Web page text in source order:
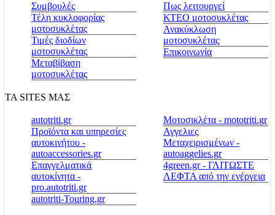
Συμβουλές
Τέλη κυκλοφορίας
μοτοσυκλέτας
Τιμές διοδίων
μοτοσυκλέτας
Μεταβίβαση
μοτοσυκλέτας
Πως λειτουργεί
ΚΤΕΟ μοτοσυκλέτας
Ανακύκλωση
μοτοσυκλέτας
Επικοινωνία
ΤΑ SITES ΜΑΣ
autotriti.gr
Προϊόντα και υπηρεσίες
αυτοκινήτου -
autoaccessories.gr
Επαγγελματικά
αυτοκίνητα -
pro.autotriti.gr
autotriti-Touring.gr
Μοτοσικλέτα - mototriti.gr
Αγγελιες
Μεταχειρισμένων -
autoaggelies.gr
4green.gr - ΓΛΙΤΩΣΤΕ
ΛΕΦΤΑ από την ενέργεια